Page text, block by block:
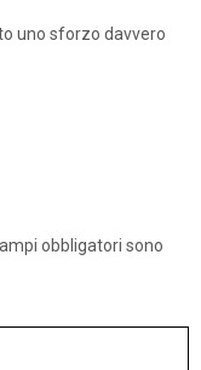
uno sforzo davvero
obbligatori sono